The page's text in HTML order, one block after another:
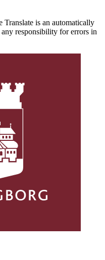
Translate is an automatically
responsibility for errors in